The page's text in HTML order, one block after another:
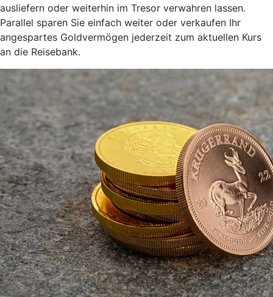
ausliefern oder weiterhin im Tresor verwahren lassen.
Parallel sparen Sie einfach weiter oder verkaufen Ihr
angespartes Goldvermögen jederzeit zum aktuellen Kurs
an die Reisebank.